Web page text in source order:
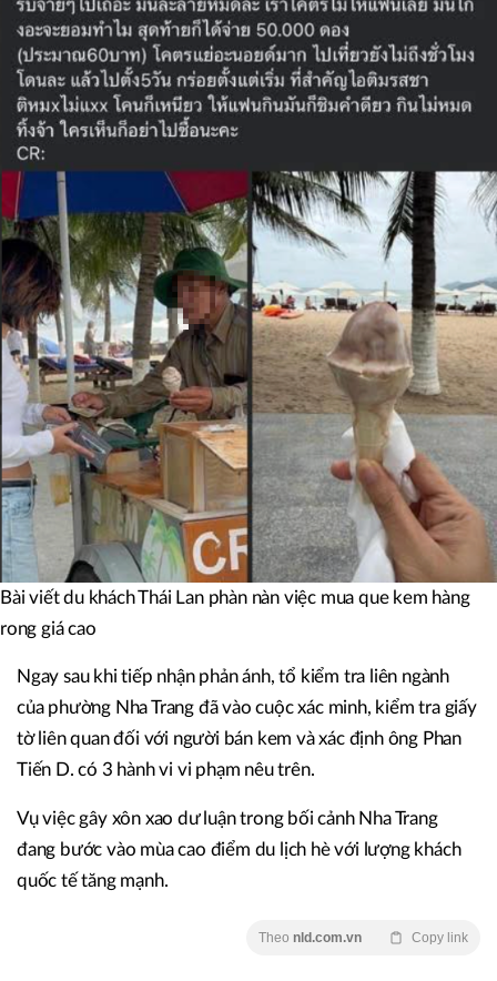
Bài viết du khách Thái Lan phàn nàn việc mua que kem hàng
rong giá cao
Ngay sau khi tiếp nhận phản ánh, tổ kiểm tra liên ngành
của phường Nha Trang đã vào cuộc xác minh, kiểm tra giấy
tờ liên quan đối với người bán kem và xác định ông Phan
Tiến D. có 3 hành vi vi phạm nêu trên.
Vụ việc gây xôn xao dư luận trong bối cảnh Nha Trang
đang bước vào mùa cao điểm du lịch hè với lượng khách
quốc tế tăng mạnh.
Theo nld.com.vn Copy link